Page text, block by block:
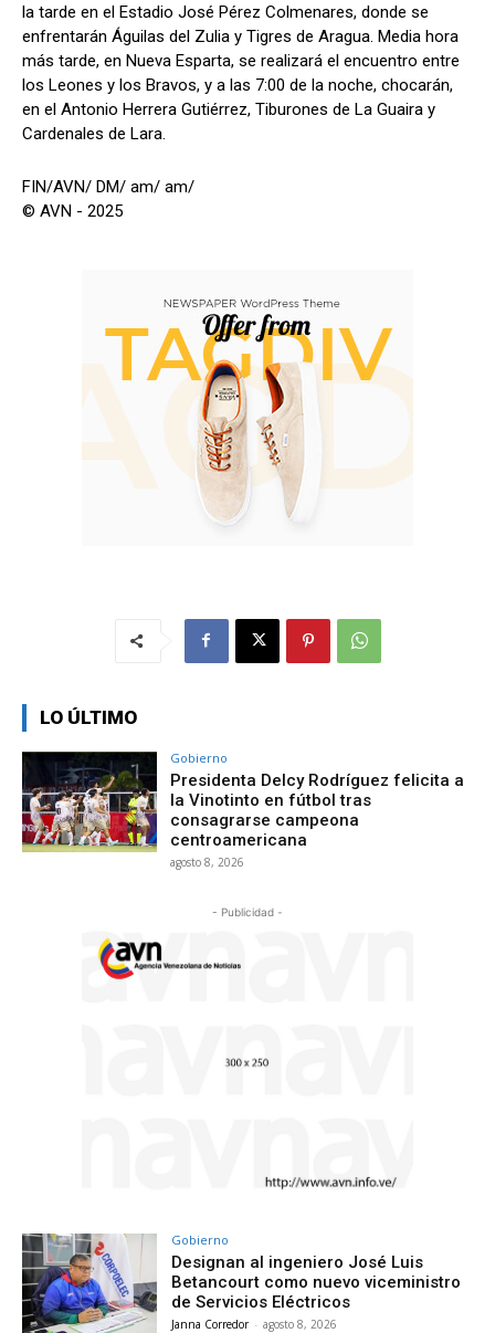
la tarde en el Estadio José Pérez Colmenares, donde se
enfrentarán Águilas del Zulia y Tigres de Aragua. Media hora
más tarde, en Nueva Esparta, se realizará el encuentro entre
los Leones y los Bravos, y a las 7:00 de la noche, chocarán,
en el Antonio Herrera Gutiérrez, Tiburones de La Guaira y
Cardenales de Lara.
FIN/AVN/ DM/ am/ am/
© AVN - 2025
LO ÚLTIMO
Gobierno
Presidenta Delcy Rodríguez felicita a
la Vinotinto en fútbol tras
consagrarse campeona
centroamericana
agosto 8, 2026
- Publicidad -
Gobierno
Designan al ingeniero José Luis
Betancourt como nuevo viceministro
de Servicios Eléctricos
Janna Corredor - agosto 8, 2026